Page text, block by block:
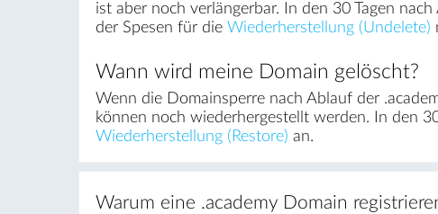
ist aber noch verlängerbar. In den 30 Tagen
der Spesen für die Wiederherstellung (Undelete)
Wann wird meine Domain gelöscht?
Wenn die Domainsperre nach Ablauf der
können noch wiederhergestellt werden. In den
Wiederherstellung (Restore) an.
Warum eine .academy Domain